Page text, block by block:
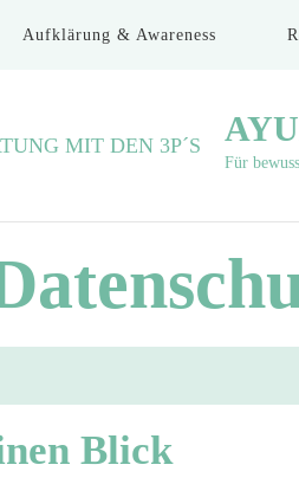
Aufklärung & Awareness
Für
Blick